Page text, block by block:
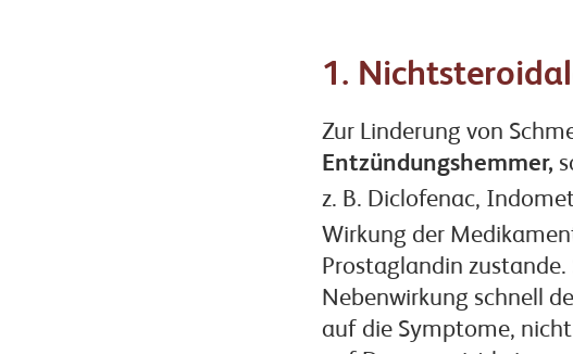
1.
Zur Linderung von
Entzündungshemmer,
z. B. Diclofenac,
Wirkung der
Prostaglandin
Nebenwirkung schnell
auf die Symptome,